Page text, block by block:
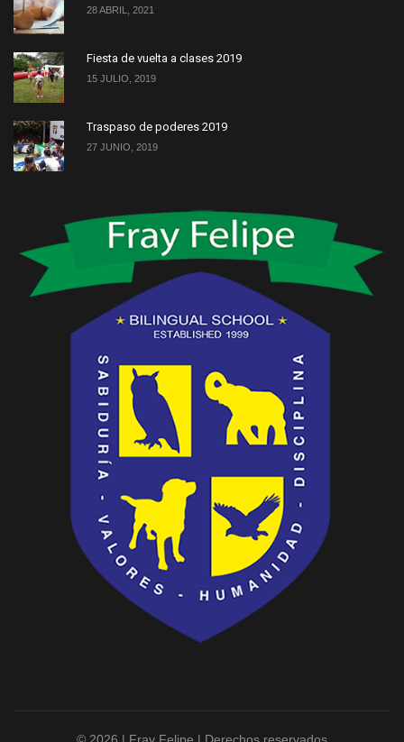
28 ABRIL, 2021
Fiesta de vuelta a clases 2019
15 JULIO, 2019
Traspaso de poderes 2019
27 JUNIO, 2019